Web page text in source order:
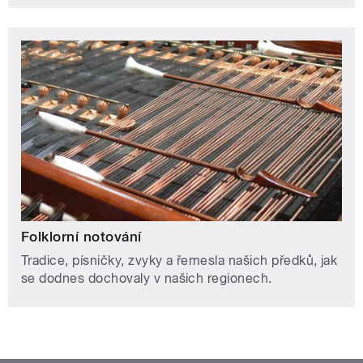
Folklorní notování
Tradice, písničky, zvyky a řemesla našich předků, jak
se dodnes dochovaly v našich regionech.